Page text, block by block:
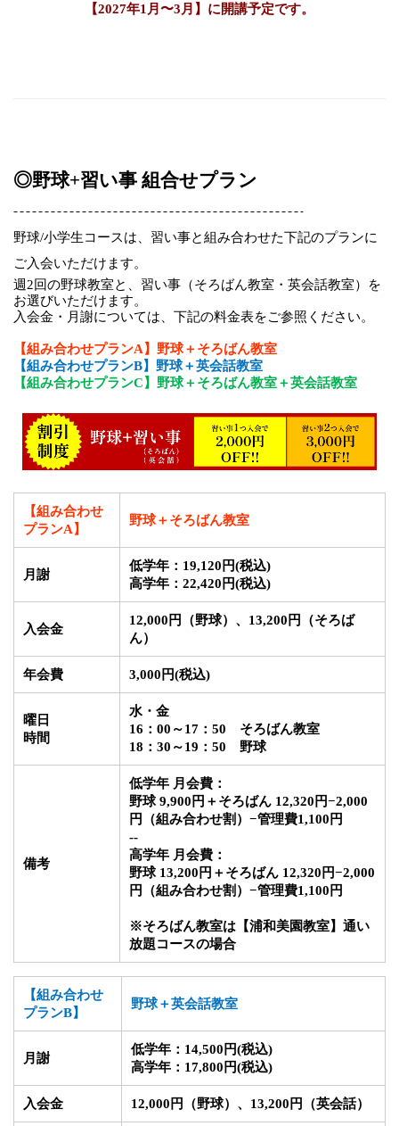
【2027年1月〜3月】に開講予定です。
◎野球+習い事 組合せプラン
野球/小学生コースは、習い事と組み合わせた下記のプランに
ご入会いただけます。
週2回の野球教室と、 習い事（そろばん教室・英会話教室）を
お選びいただけます。
入会金・月謝については、下記の料金表をご参照ください。
【組み合わせプランA】 野球＋そろばん教室
【組み合わせプランB】 野球＋英会話教室
【組み合わせプランC】 野球＋そろばん教室＋英会話教室
【組み合わせ
プランA】
野球＋そろばん教室
月謝
低学年：19,120円(税込)
高学年：22,420円(税込)
入会金
12,000円（野球）、13,200円（そろば
ん）
年会費 3,000円(税込)
曜日
時間
水・金
16：00～17：50 そろばん教室
18：30～19：50 野球
備考
低学年 月会費：
野球 9,900円＋そろばん 12,320円−2,000
円（組み合わせ割）−管理費1,100円
--
高学年 月会費：
野球 13,200円＋そろばん 12,320円−2,000
円（組み合わせ割）−管理費1,100円
※そろばん教室は【浦和美園教室】通い
放題コースの場合
【組み合わせ
プランB】
野球＋英会話教室
月謝
低学年：14,500円(税込)
高学年：17,800円(税込)
入会金 12,000円（野球）、13,200円（英会話）